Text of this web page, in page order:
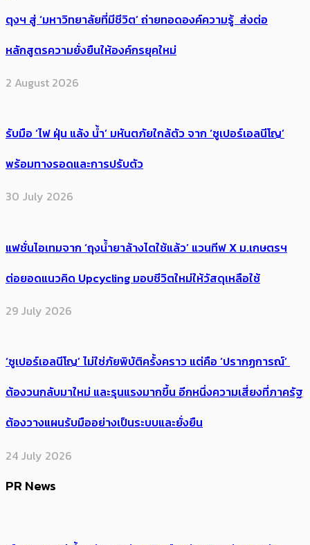
ตุงฯ สู่ ‘มหาวิทยาลัยที่มีชีวิต’ ถ่ายทอดองค์ความรู้ ส่งต่อ
หลักสูตรความยั่งยืนให้องค์กรยุคใหม่
2 August 2026
รับมือ ‘ไฟ ฝุ่น แล้ง น้ำ’ มหันตภัยใกล้ตัว จาก ‘ซูเปอร์เอลนีโญ’
พร้อมทางรอดและการปรับตัว
30 July 2026
แฟชั่นไอเทมจาก ‘ถุงน้ำยาล้างไตใช้แล้ว’ แวนทีฟ X ม.เกษตรฯ
ต่อยอดแนวคิด Upcycling มอบชีวิตใหม่ให้วัสดุเหลือใช้
29 July 2026
‘ซูเปอร์เอลนีโญ’ ไม่ใช่ภัยพิบัติครั้งคราว แต่คือ ‘ปรากฏการณ์’ ​
ต้อง​วนกลับมาใหม่ และรุนแรงมากขึ้น อีกหนึ่งความเสี่ยงที่ภาครัฐ
ต้องวางแผนรับมืออย่างเป็นระบบและยั่งยืน
24 July 2026
PR News